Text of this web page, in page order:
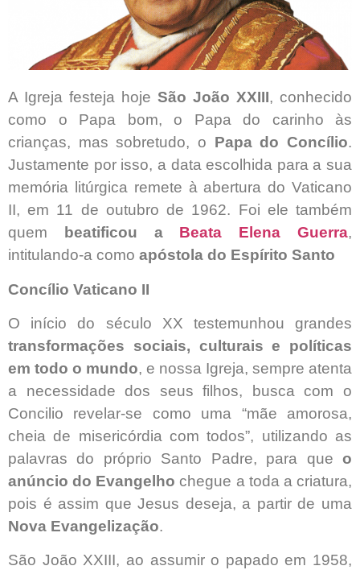
A Igreja festeja hoje São João XXIII, conhecido
como o Papa bom, o Papa do carinho às
crianças, mas sobretudo, o Papa do Concílio.
Justamente por isso, a data escolhida para a sua
memória litúrgica remete à abertura do Vaticano
II, em 11 de outubro de 1962. Foi ele também
quem
beatificou a Beata Elena Guerra,
intitulando-a como apóstola do Espírito Santo
Concílio Vaticano II
O início do século XX testemunhou grandes
transformações sociais, culturais e políticas
em todo o mundo, e nossa Igreja, sempre atenta
a necessidade dos seus filhos, busca com o
Concilio revelar-se como uma “mãe amorosa,
cheia de misericórdia com todos”, utilizando as
palavras do próprio Santo Padre, para que o
anúncio do Evangelho chegue a toda a criatura,
pois é assim que Jesus deseja, a partir de uma
Nova Evangelização.
São João XXIII, ao assumir o papado em 1958,